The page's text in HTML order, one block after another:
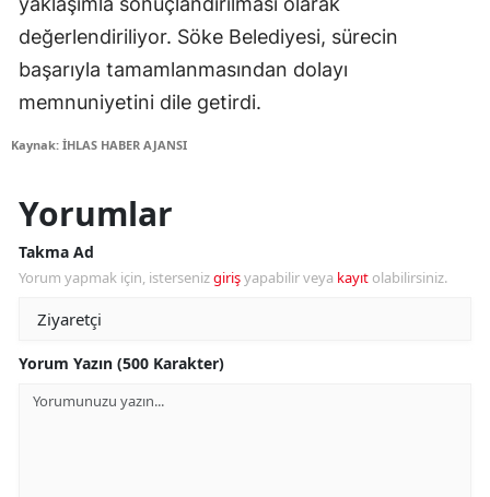
değerlendiriliyor. Söke Belediyesi, sürecin
başarıyla tamamlanmasından dolayı
memnuniyetini dile getirdi.
Kaynak: İHLAS HABER AJANSI
Yorumlar
Takma Ad
Yorum yapmak için, istersenizgirişyapabilir veya kayıt olabilirsiniz.
Yorum Yazın (500 Karakter)